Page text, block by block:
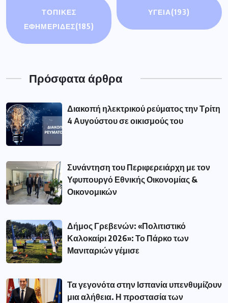
ΤΟΠΙΚΕΣ
ΕΦΗΜΕΡΙΔΕΣ(185)
ΥΓΕΙΑ(193)
Πρόσφατα άρθρα
Διακοπή ηλεκτρικού ρεύματος την Τρίτη
4 Αυγούστου σε οικισμούς του
Συνάντηση του Περιφερειάρχη με τον
Υφυπουργό Εθνικής Οικονομίας &
Οικονομικών
Δήμος Γρεβενών: «Πολιτιστικό
Καλοκαίρι 2026»: Το Πάρκο των
Μανιταριών γέμισε
Τα γεγονότα στην Ισπανία υπενθυμίζουν
μια αλήθεια. Η προστασία των